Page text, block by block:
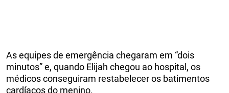
As equipes de emergência chegaram em “dois
minutos” e, quando Elijah chegou ao hospital, os
médicos conseguiram restabelecer os batimentos
cardíacos do menino.